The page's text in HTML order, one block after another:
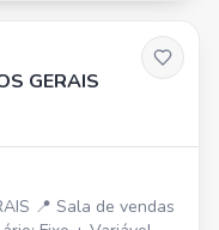
GERAIS